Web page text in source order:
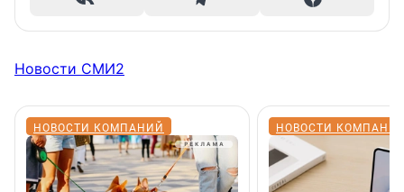
Новости СМИ2
НОВОСТИ КОМПАНИЙ НОВОСТИ